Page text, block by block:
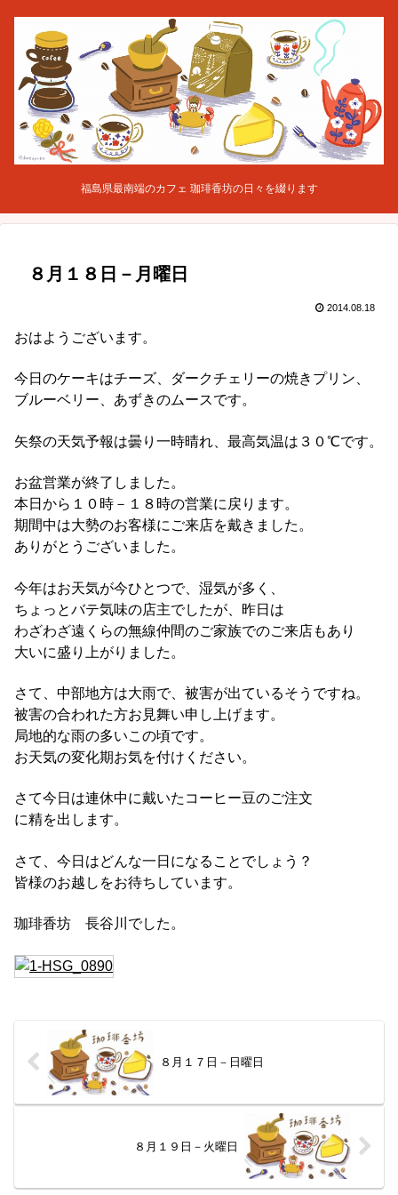
福島県最南端のカフェ 珈琲香坊の日々を綴ります
８月１８日－月曜日
2014.08.18
おはようございます。
今日のケーキはチーズ、ダークチェリーの焼きプリン、
ブルーベリー、あずきのムースです。
矢祭の天気予報は曇り一時晴れ、最高気温は３０℃です。
お盆営業が終了しました。
本日から１０時－１８時の営業に戻ります。
期間中は大勢のお客様にご来店を戴きました。
ありがとうございました。
今年はお天気が今ひとつで、湿気が多く、
ちょっとバテ気味の店主でしたが、昨日は
わざわざ遠くらの無線仲間のご家族でのご来店もあり
大いに盛り上がりました。
さて、中部地方は大雨で、被害が出ているそうですね。
被害の合われた方お見舞い申し上げます。
局地的な雨の多いこの頃です。
お天気の変化期お気を付けください。
さて今日は連休中に戴いたコーヒー豆のご注文
に精を出します。
さて、今日はどんな一日になることでしょう？
皆様のお越しをお待ちしています。
珈琲香坊 長谷川でした。
８月１７日－日曜日
８月１９日－火曜日